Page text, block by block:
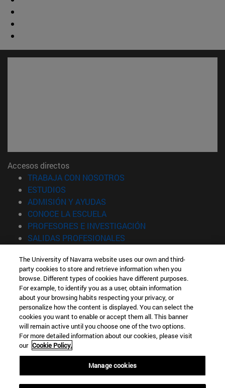
Accesos directos
TRABAJA CON NOSOTROS
ESTUDIOS
ADMISIÓN Y AYUDAS
CONOCE LA ESCUELA(abre en nueva ventana)
PROFESORES E INVESTIGACIÓN
SALIDAS PROFESIONALES
Información
TFNO +34 943 21 98 77
¿QUÉ GRADO TE INTERESA?
¿QUÉ MÁSTER TE INTERESA?
© Universidad de Navarra
Información legal
Accesibilidad
Configuración de cookies
Localizador de campus
The University of Navarra website uses our own and third-
party cookies to store and retrieve information when you
browse. Different types of cookies have different purposes.
For example, to identify you as a user, obtain information
about your browsing habits respecting your privacy, or
personalize how the content is displayed. You can select the
cookies you want to enable or accept them all. This banner
will remain active until you choose one of the two options.
For more detailed information about our cookies, please visit
our Cookie Policy.
Manage cookies